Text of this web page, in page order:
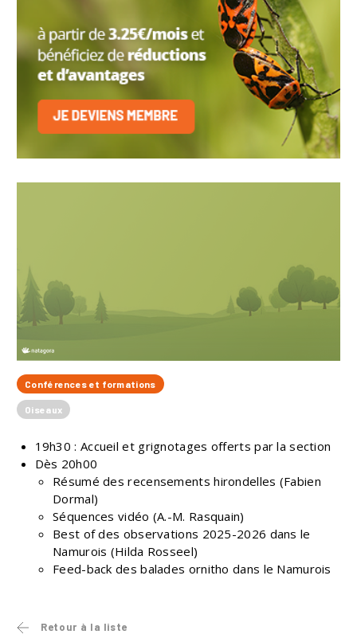
Conférences et formations
Oiseaux
19h30 : Accueil et grignotages offerts par la section
Dès 20h00
Résumé des recensements hirondelles (Fabien
Dormal)
Séquences vidéo (A.-M. Rasquain)
Best of des observations 2025-2026 dans le
Namurois (Hilda Rosseel)
Feed-back des balades ornitho dans le Namurois
Retour à la liste